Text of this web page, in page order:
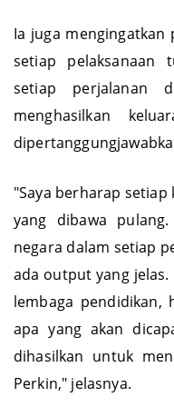
Ia juga
setiap pelaksanaan
setiap perjalanan
menghasilkan
"Saya berharap
yang dibawa
negara dalam setiap
ada output yang
lembaga
apa yang akan
dihasilkan untuk
Perkin," jelasnya.